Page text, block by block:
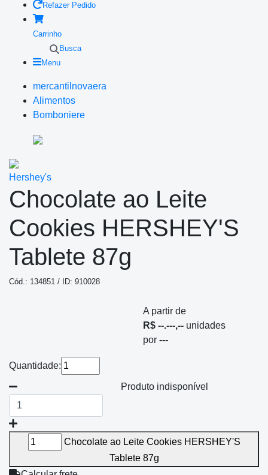
Refazer Pedido
Carrinho
Busca
Menu
mercantilnovaera
Alimentos
Bomboniere
Hershey's
Chocolate ao Leite
Cookies HERSHEY'S
Tablete 87g
Cód.: 134851 / ID: 910028
A partir de
R$ --.---,-- unidades
por ---
Quantidade:
Produto indisponível
Chocolate ao Leite Cookies HERSHEY'S
Tablete 87g